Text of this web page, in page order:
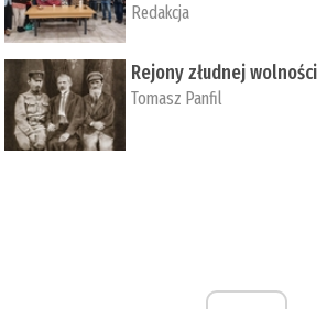
Redakcja
Rejony złudnej wolności
Tomasz Panfil